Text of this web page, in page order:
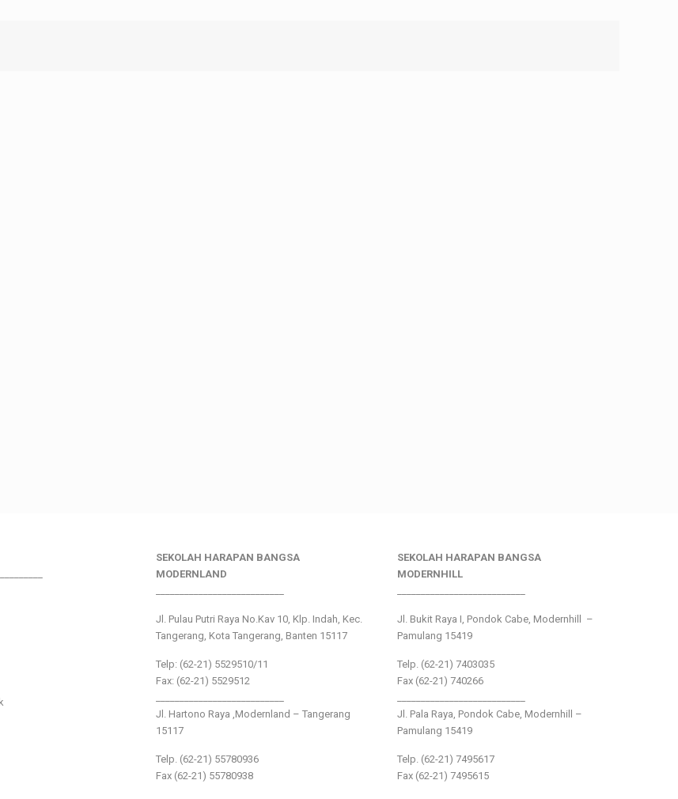
SEKOLAH HARAPAN BANGSA
MODERNLAND
Jl. Pulau Putri Raya No.Kav 10, Klp. Indah, Kec.
Tangerang, Kota Tangerang, Banten 15117
Telp: (62-21) 5529510/11
Fax: (62-21) 5529512
Jl. Hartono Raya ,Modernland – Tangerang
15117
Telp. (62-21) 55780936
Fax (62-21) 55780938
SEKOLAH HARAPAN BANGSA
MODERNHILL
Jl. Bukit Raya I, Pondok Cabe, Modernhill –
Pamulang 15419
Telp. (62-21) 7403035
Fax (62-21) 740266
Jl. Pala Raya, Pondok Cabe, Modernhill –
Pamulang 15419
Telp. (62-21) 7495617
Fax (62-21) 7495615